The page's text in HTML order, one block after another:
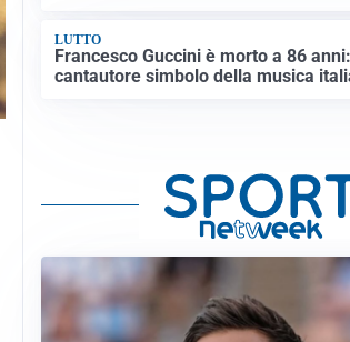
LUTTO
Francesco Guccini è morto a 86
cantautore simbolo della musica